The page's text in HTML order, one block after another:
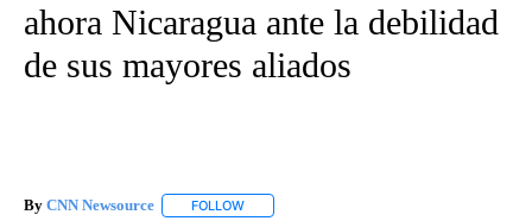
ahora Nicaragua ante la debilidad
de sus mayores aliados
By CNN Newsource FOLLOW